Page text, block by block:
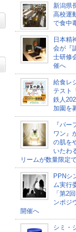
新潟県
高校運
で食中
日本精
会が『
士研修
催へ
給食レ
テスト
鉄人
加園を
『パー
ワン』
の肌を
いたわ
リームが数量限定
PPNシ
ム実行
「第2
ンポジ
開催へ
シミ・